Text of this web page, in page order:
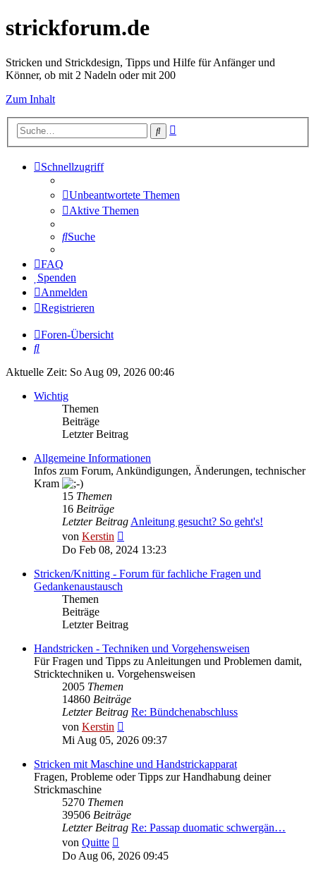
strickforum.de
Stricken und Strickdesign, Tipps und Hilfe für Anfänger und
Könner, ob mit 2 Nadeln oder mit 200
Zum Inhalt
Suche
Schnellzugriff
Unbeantwortete Themen
Aktive Themen
Suche
FAQ
Spenden
Anmelden
Registrieren
Foren-Übersicht
Suche
Aktuelle Zeit: So Aug 09, 2026 00:46
Wichtig
Themen
Beiträge
Letzter Beitrag
Allgemeine Informationen
Infos zum Forum, Ankündigungen, Änderungen, technischer
Kram
15 Themen
16 Beiträge
Letzter BeitragAnleitung gesucht? So geht's!
von Kerstin
Beitrag
Do Feb 08, 2024 13:23
Stricken/Knitting - Forum für fachliche Fragen und
Gedankenaustausch
Themen
Beiträge
Letzter Beitrag
Handstricken - Techniken und Vorgehensweisen
Für Fragen und Tipps zu Anleitungen und Problemen damit,
Stricktechniken u. Vorgehensweisen
2005 Themen
14860 Beiträge
Letzter Beitrag Re: Bündchenabschluss
von Kerstin
Beitrag
Mi Aug 05, 2026 09:37
Stricken mit Maschine und Handstrickapparat
Fragen, Probleme oder Tipps zur Handhabung deiner
Strickmaschine
5270 Themen
39506 Beiträge
Letzter Beitrag Re: Passap duomatic schwergän…
von Quitte
Beitrag
Do Aug 06, 2026 09:45